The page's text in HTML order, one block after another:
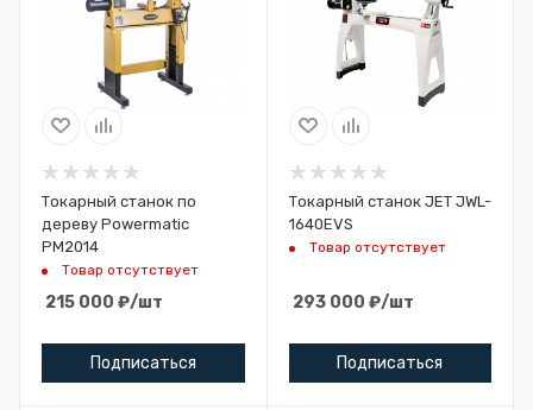
Токарный станок по
дереву Powermatic
PM2014
Товар отсутствует
215 000 ₽/шт
Подписаться
Токарный станок JET JWL-
1640EVS
Товар отсутствует
293 000 ₽/шт
Подписаться